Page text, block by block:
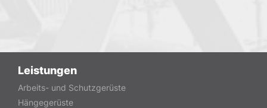
Leistungen
Arbeits- und Schutzgerüste
Hängegerüste